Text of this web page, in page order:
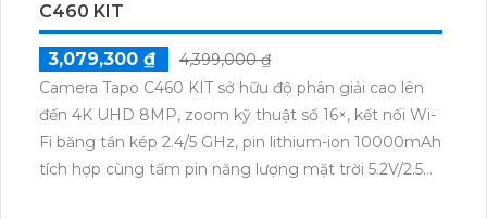
C460 KIT
3,079,300 ₫
4,399,000 ₫
Camera Tapo C460 KIT sở hữu độ phân giải cao lên
đến 4K UHD 8MP, zoom kỹ thuật số 16×, kết nối Wi-
Fi băng tần kép 2.4/5 GHz, pin lithium-ion 10000mAh
tích hợp cùng tấm pin năng lượng mặt trời 5.2V/2.5W.